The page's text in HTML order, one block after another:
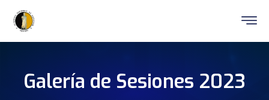
Galería de Sesiones 2023